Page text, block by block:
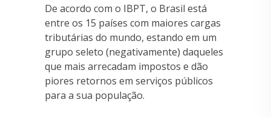
De acordo com o IBPT, o Brasil está
entre os 15 países com maiores cargas
tributárias do mundo, estando em um
grupo seleto (negativamente) daqueles
que mais arrecadam impostos e dão
piores retornos em serviços públicos
para a sua população.